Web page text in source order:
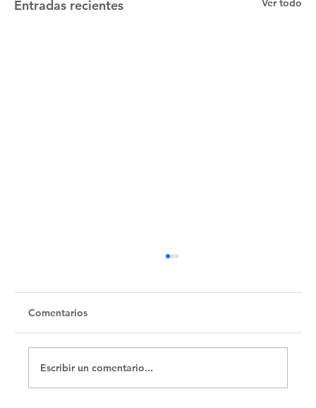
Entradas recientes Ver todo
Comentarios
Escribir un comentario...